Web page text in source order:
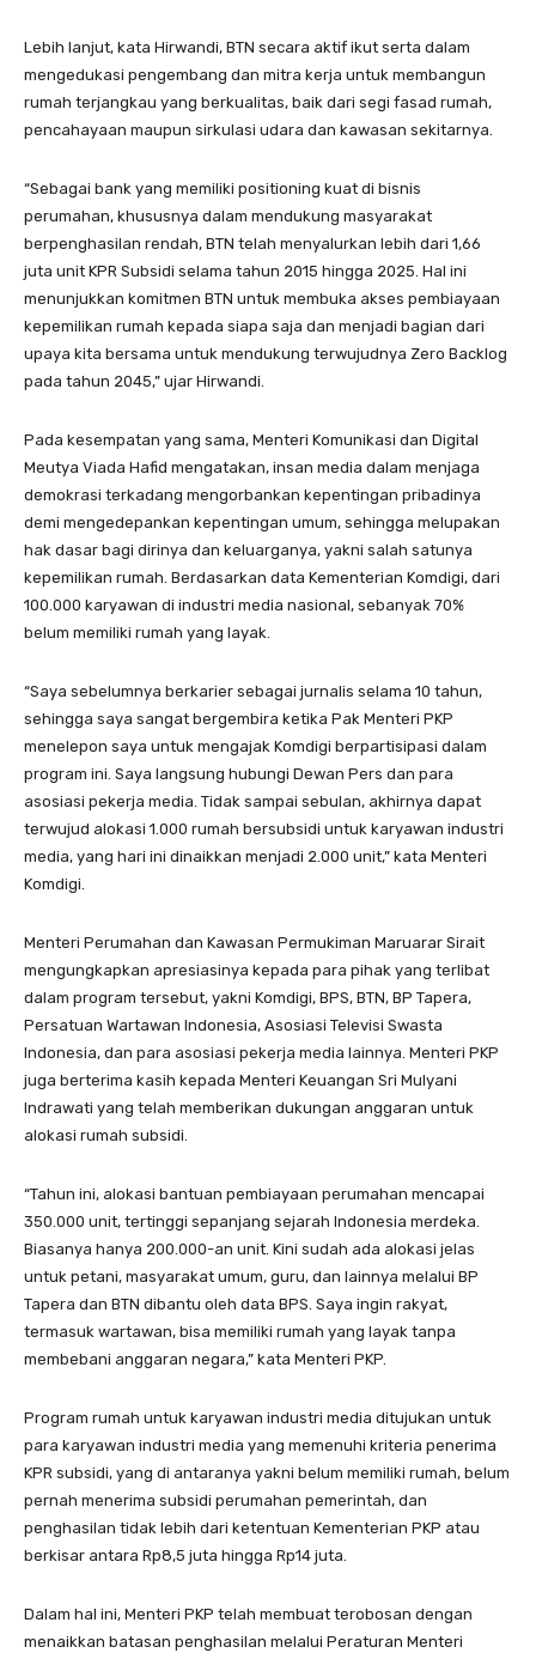
Lebih lanjut, kata Hirwandi, BTN secara aktif ikut serta dalam
mengedukasi pengembang dan mitra kerja untuk membangun
rumah terjangkau yang berkualitas, baik dari segi fasad rumah,
pencahayaan maupun sirkulasi udara dan kawasan sekitarnya.
“Sebagai bank yang memiliki positioning kuat di bisnis
perumahan, khususnya dalam mendukung masyarakat
berpenghasilan rendah, BTN telah menyalurkan lebih dari 1,66
juta unit KPR Subsidi selama tahun 2015 hingga 2025. Hal ini
menunjukkan komitmen BTN untuk membuka akses pembiayaan
kepemilikan rumah kepada siapa saja dan menjadi bagian dari
upaya kita bersama untuk mendukung terwujudnya Zero Backlog
pada tahun 2045,” ujar Hirwandi.
Pada kesempatan yang sama, Menteri Komunikasi dan Digital
Meutya Viada Hafid mengatakan, insan media dalam menjaga
demokrasi terkadang mengorbankan kepentingan pribadinya
demi mengedepankan kepentingan umum, sehingga melupakan
hak dasar bagi dirinya dan keluarganya, yakni salah satunya
kepemilikan rumah. Berdasarkan data Kementerian Komdigi, dari
100.000 karyawan di industri media nasional, sebanyak 70%
belum memiliki rumah yang layak.
“Saya sebelumnya berkarier sebagai jurnalis selama 10 tahun,
sehingga saya sangat bergembira ketika Pak Menteri PKP
menelepon saya untuk mengajak Komdigi berpartisipasi dalam
program ini. Saya langsung hubungi Dewan Pers dan para
asosiasi pekerja media. Tidak sampai sebulan, akhirnya dapat
terwujud alokasi 1.000 rumah bersubsidi untuk karyawan industri
media, yang hari ini dinaikkan menjadi 2.000 unit,” kata Menteri
Komdigi.
Menteri Perumahan dan Kawasan Permukiman Maruarar Sirait
mengungkapkan apresiasinya kepada para pihak yang terlibat
dalam program tersebut, yakni Komdigi, BPS, BTN, BP Tapera,
Persatuan Wartawan Indonesia, Asosiasi Televisi Swasta
Indonesia, dan para asosiasi pekerja media lainnya. Menteri PKP
juga berterima kasih kepada Menteri Keuangan Sri Mulyani
Indrawati yang telah memberikan dukungan anggaran untuk
alokasi rumah subsidi.
“Tahun ini, alokasi bantuan pembiayaan perumahan mencapai
350.000 unit, tertinggi sepanjang sejarah Indonesia merdeka.
Biasanya hanya 200.000-an unit. Kini sudah ada alokasi jelas
untuk petani, masyarakat umum, guru, dan lainnya melalui BP
Tapera dan BTN dibantu oleh data BPS. Saya ingin rakyat,
termasuk wartawan, bisa memiliki rumah yang layak tanpa
membebani anggaran negara,” kata Menteri PKP.
Program rumah untuk karyawan industri media ditujukan untuk
para karyawan industri media yang memenuhi kriteria penerima
KPR subsidi, yang di antaranya yakni belum memiliki rumah, belum
pernah menerima subsidi perumahan pemerintah, dan
penghasilan tidak lebih dari ketentuan Kementerian PKP atau
berkisar antara Rp8,5 juta hingga Rp14 juta.
Dalam hal ini, Menteri PKP telah membuat terobosan dengan
menaikkan batasan penghasilan melalui Peraturan Menteri